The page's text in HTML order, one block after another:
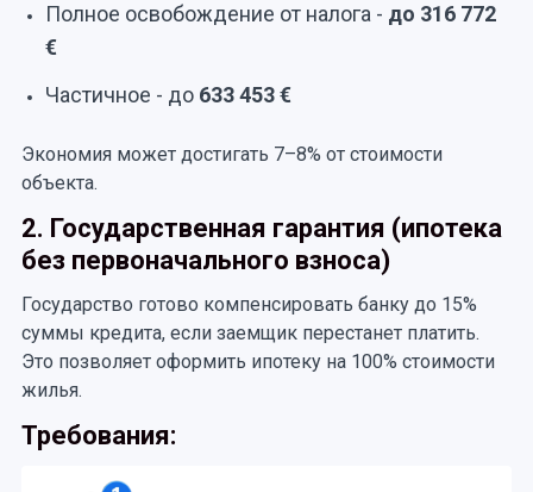
Полное освобождение от налога - до 316 772
€
Частичное - до 633 453 €
Экономия может достигать 7–8% от стоимости
объекта.
2. Государственная гарантия (ипотека
без первоначального взноса)
Государство готово компенсировать банку до 15%
суммы кредита, если заемщик перестанет платить.
Это позволяет оформить ипотеку на 100% стоимости
жилья.
Требования: